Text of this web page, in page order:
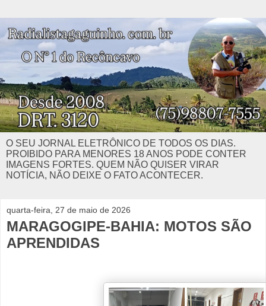
O SEU JORNAL ELETRÔNICO DE TODOS OS DIAS.
PROIBIDO PARA MENORES 18 ANOS PODE CONTER
IMAGENS FORTES. QUEM NÃO QUISER VIRAR
NOTÍCIA, NÃO DEIXE O FATO ACONTECER.
quarta-feira, 27 de maio de 2026
MARAGOGIPE-BAHIA: MOTOS SÃO
APRENDIDAS